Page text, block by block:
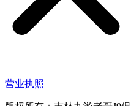
营业执照